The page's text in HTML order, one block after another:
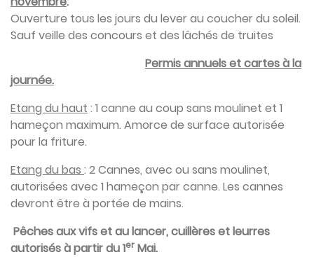
Ouverture tous les jours du lever au coucher du soleil.
Sauf veille des concours et des lâchés de truites
Permis annuels etcartes à la
journée.
Etang du haut : 1 canne au coup sans moulinet et 1
hameçon maximum. Amorce de surface autorisée
pour la friture.
Etang du bas : 2 Cannes, avec ou sans moulinet,
autorisées avec 1 hameçon par canne. Les cannes
devront être à portée de mains.
Pêches aux vifs et au lancer, cuillères et leurres
autorisés à partir du 1er Mai.